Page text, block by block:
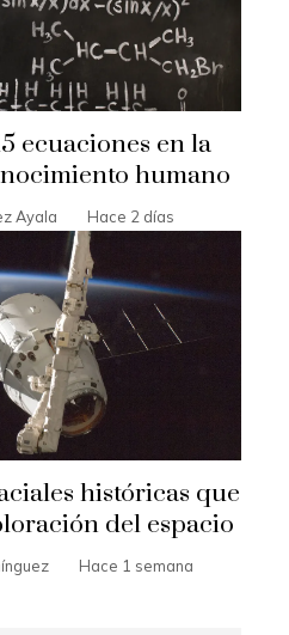
ecuaciones en la
humano
Ayala Hace 2 días
históricas que
del espacio
Hace 1 semana